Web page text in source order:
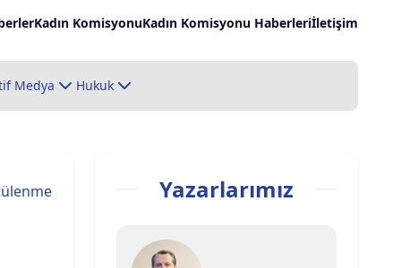
Kadın KomisyonuKadın Komisyonu Haberleriİletişim
Medya Hukuk
Yazarlarımız